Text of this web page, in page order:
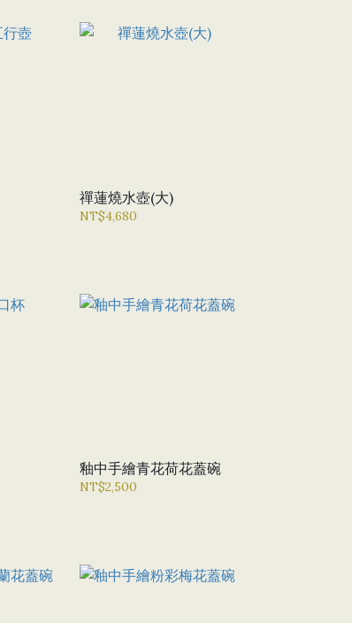
禪蓮燒水壺(大)
NT$4,680
釉中手繪青花荷花蓋碗
NT$2,500